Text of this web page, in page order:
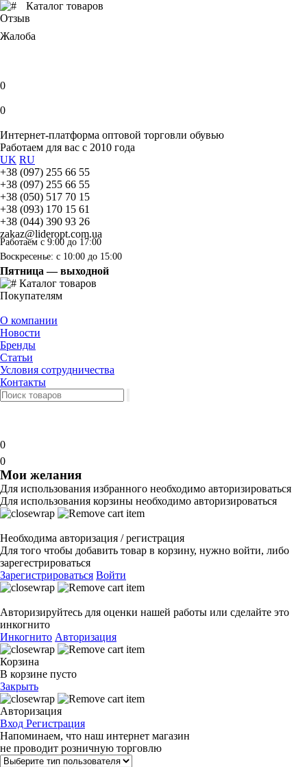
Каталог товаров
Отзыв
Жалоба
0
0
Интернет-платформа оптовой торговли обувью
Работаем для вас с 2010 года
UK RU
+38 (097) 255 66 55
+38 (097) 255 66 55
+38 (050) 517 70 15
+38 (093) 170 15 61
+38 (044) 390 93 26
zakaz@lideropt.com.ua
Работаем с 9:00 до 17:00
Воскресенье: с 10:00 до 15:00
Пятница — выходной
Каталог товаров
Покупателям
О компании
Новости
Бренды
Статьи
Условия сотрудничества
Контакты
0
0
Мои желания
Для использования избранного необходимо авторизироваться
Для использования корзины необходимо авторизироваться
Необходима авторизация / регистрация
Для того чтобы добавить товар в корзину, нужно войти, либо
зарегестрироваться
Зарегистрироваться Войти
Авторизируйтесь для оценки нашей работы или сделайте это
инкогнито
Инкогнито Авторизация
Корзина
В корзине пусто
Закрыть
Авторизация
Вход Регистрация
Напоминаем, что наш интернет магазин
не проводит розничную торговлю